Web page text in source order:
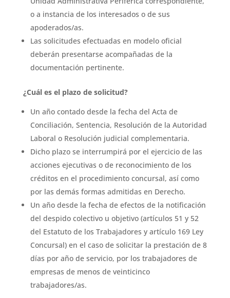
o a instancia de los interesados o de sus
apoderados/as.
Las solicitudes efectuadas en modelo oficial
deberán presentarse acompañadas de la
documentación pertinente.
¿Cuál es el plazo de solicitud?
Un año contado desde la fecha del Acta de
Conciliación, Sentencia, Resolución de la Autoridad
Laboral o Resolución judicial complementaria.
Dicho plazo se interrumpirá por el ejercicio de las
acciones ejecutivas o de reconocimiento de los
créditos en el procedimiento concursal, así como
por las demás formas admitidas en Derecho.
Un año desde la fecha de efectos de la notificación
del despido colectivo u objetivo (artículos 51 y 52
del Estatuto de los Trabajadores y artículo 169 Ley
Concursal) en el caso de solicitar la prestación de 8
días por año de servicio, por los trabajadores de
empresas de menos de veinticinco
trabajadores/as.